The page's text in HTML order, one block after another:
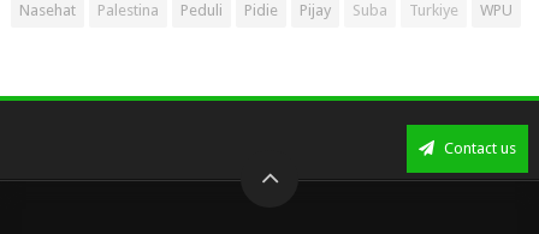
Nasehat Palestina Peduli Pidie Pijay Suba Turkiye WPU
Contact us